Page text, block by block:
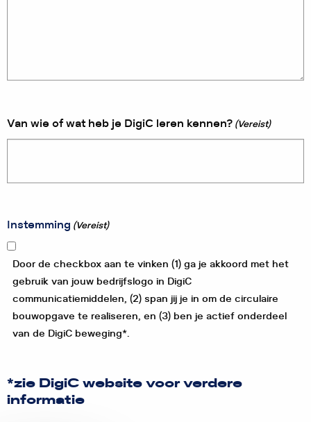
Van wie of wat heb je DigiC leren kennen? (Vereist)
Instemming (Vereist)
Door de checkbox aan te vinken (1) ga je akkoord met het
gebruik van jouw bedrijfslogo in DigiC
communicatiemiddelen, (2) span jij je in om de circulaire
bouwopgave te realiseren, en (3) ben je actief onderdeel
van de DigiC beweging*.
*zie DigiC website voor verdere
informatie